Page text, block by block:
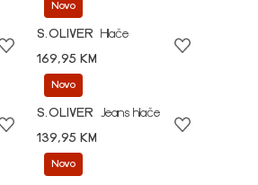
Novo
S.OLIVER
Hlače
169,95 KM
Novo
S.OLIVER
Jeans hlače
139,95 KM
Novo